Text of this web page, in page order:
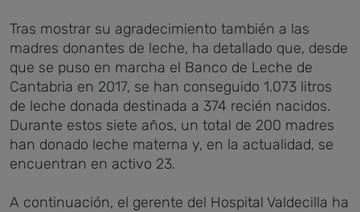
Tras mostrar su agradecimiento también a las
madres donantes de leche, ha detallado que, desde
que se puso en marcha el Banco de Leche de
Cantabria en 2017, se han conseguido 1.073 litros
de leche donada destinada a 374 recién nacidos.
Durante estos siete años, un total de 200 madres
han donado leche materna y, en la actualidad, se
encuentran en activo 23.
A continuación, el gerente del Hospital Valdecilla ha